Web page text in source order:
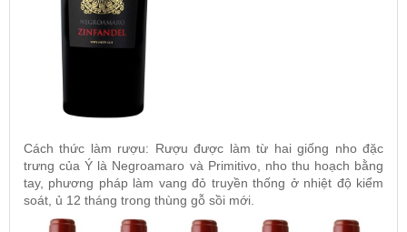
Cách thức làm rượu: Rượu được làm từ hai giống nho đặc
trưng của Ý là Negroamaro và Primitivo,
nho thu hoạch bằng
tay, phương pháp làm vang đỏ truyền thống ở nhiệt độ kiểm
soát, ủ 12 tháng trong thùng gỗ sồi mới.